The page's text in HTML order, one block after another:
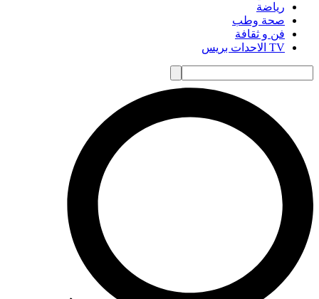
رياضة
صحة وطب
فن و ثقافة
TV الاحدات بريس